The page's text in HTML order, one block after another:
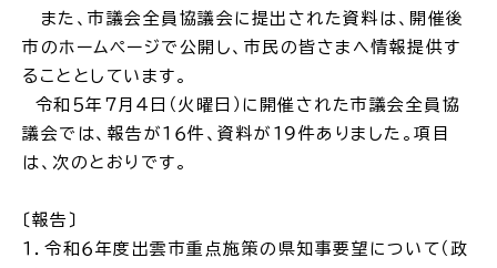
新着情報一覧
ふるさと納税
また、市議会全員協議会に提出された資料は、開催後
市のホームページで公開し、市民の皆さまへ情報提供す
ることとしています。
令和５年７月４日（火曜日）に開催された市議会全員協
議会では、報告が１６件、資料が１９件ありました。項目
は、次のとおりです。
〔報告〕
１．令和６年度出雲市重点施策の県知事要望について（政